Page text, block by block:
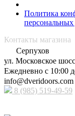
Политика
Контакты магазина
Серпухов
ул. Московское
Ежедневно с 10:00
info@dveridoors.com
8 (985) 519-49-59